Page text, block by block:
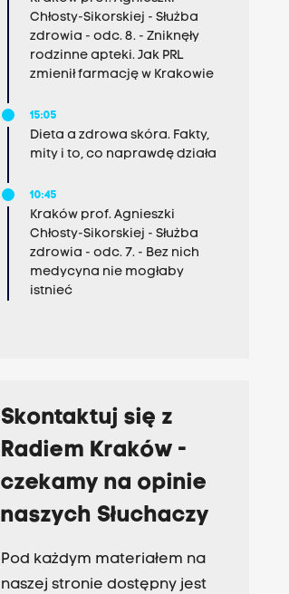
Chłosty-Sikorskiej - Służba
zdrowia - odc. 8. - Zniknęły
rodzinne apteki. Jak PRL
zmienił farmację w Krakowie
15:05
Dieta a zdrowa skóra. Fakty,
mity i to, co naprawdę działa
10:45
Kraków prof. Agnieszki
Chłosty-Sikorskiej - Służba
zdrowia - odc. 7. - Bez nich
medycyna nie mogłaby
istnieć
Skontaktuj się z
Radiem Kraków -
czekamy na opinie
naszych Słuchaczy
Pod każdym materiałem na
naszej stronie dostępny jest